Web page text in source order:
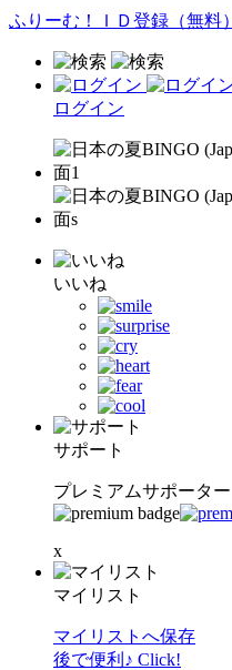
ふりーむ！ＩＤ登録（無料）
ログイン
いいね
サポート
プレミアムサポーター
x
マイリスト
マイリストへ保存
後で便利♪ Click!